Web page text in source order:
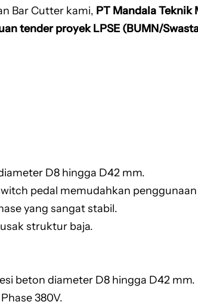
Bar Cutter kami, PT Mandala Teknik
tender proyek LPSE (BUMN/
D8 hingga D42 mm.
pedal memudahkan
yang sangat stabil.
struktur baja.
beton diameter D8 hingga D42 mm.
380V.